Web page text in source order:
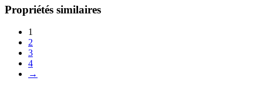
Propriétés similaires
1
2
3
4
→